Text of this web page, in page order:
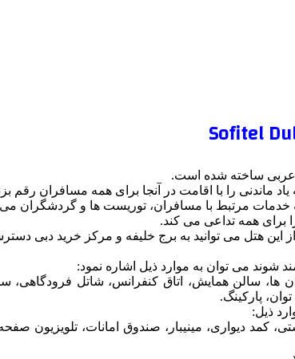
ماندنی را با اقامت در آنجا برای همه مسافران رقم
خدمات مرتبط با مسافران، توریست ها و گردشگران می
شوند می توان به موارد ذیل اشاره نمود:
ها، سالن همایش، اتاق کنفرانس، شاتل
پارکینگ.
ذیل:
دیواری، مینیبار، صندوق امانات، تلویزیون